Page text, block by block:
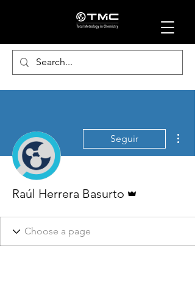
Seguir
Raúl Herrera Basurto